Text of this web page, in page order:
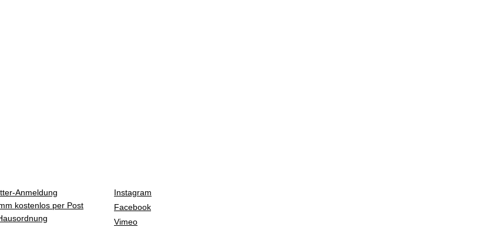
Anmeldung
kostenlos per Post
Instagram
Facebook
Vimeo